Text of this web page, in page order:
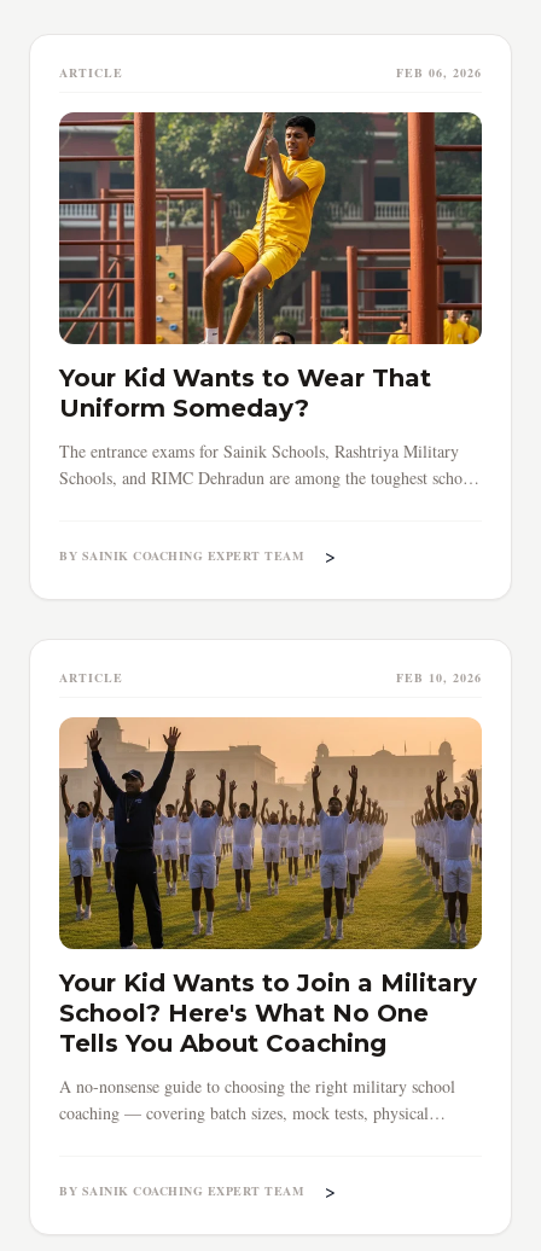
ARTICLE FEB 06, 2026
Your Kid Wants to Wear That
Uniform Someday?
The entrance exams for Sainik Schools, Rashtriya Military
Schools, and RIMC Dehradun are among the toughest school-
BY SAINIK COACHING EXPERT TEAM >
ARTICLE FEB 10, 2026
Your Kid Wants to Join a Military
School? Here's What No One
Tells You About Coaching
A no-nonsense guide to choosing the right military school
coaching — covering batch sizes, mock tests, physical
BY SAINIK COACHING EXPERT TEAM >